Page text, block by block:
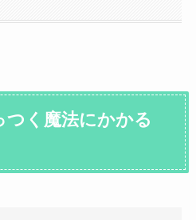
つく魔法にかかる